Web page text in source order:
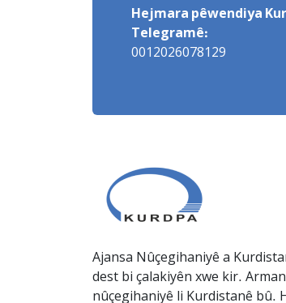
Hejmara pêwendiya
Telegramê:
0012026078129
Ajansa Nûçegihaniyê a
dest bi çalakiyên xwe kir.
nûçegihaniyê li Kurdistanê bû.